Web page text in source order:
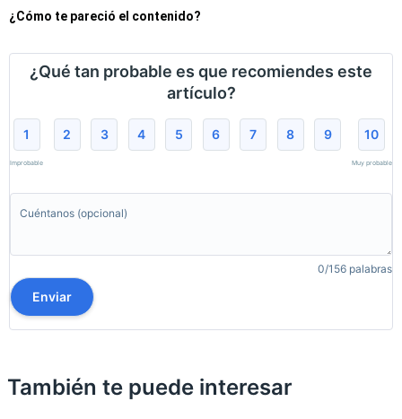
¿Cómo te pareció el contenido?
¿Qué tan probable es que recomiendes este
artículo?
1
Improbable
2 3 4 5 6 7 8 9 10
Muy probable
0/156 palabras
Enviar
También te puede interesar